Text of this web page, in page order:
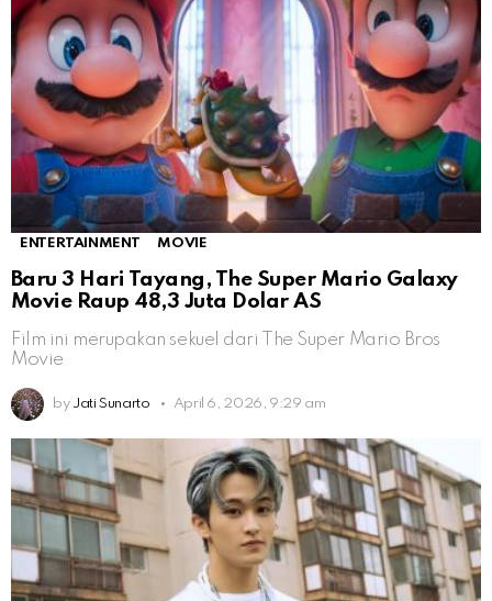
ENTERTAINMENT MOVIE
Baru 3 Hari Tayang, The Super Mario Galaxy
Movie Raup 48,3 Juta Dolar AS
Film ini merupakan sekuel dari The Super Mario Bros
Movie
by Jati Sunarto April 6, 2026, 9:29 am